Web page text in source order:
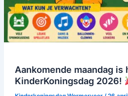
Aankomende maandag
KinderKoningsdag 2026!